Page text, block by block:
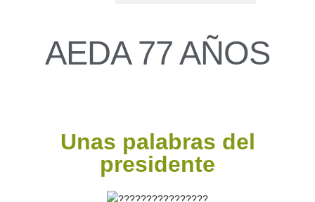
AEDA 77 AÑOS
Unas palabras del
presidente